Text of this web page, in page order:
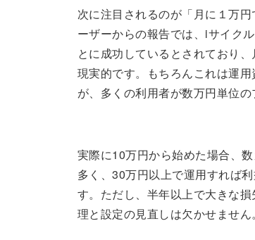
次に注目されるのが「月に１万
ーザーからの報告では、iサイク
とに成功しているとされており
現実的です。もちろんこれは運
が、多くの利用者が数万円単位
実際に10万円から始めた場合、
多く、30万円以上で運用すれば
す。ただし、半年以上で大きな
理と設定の見直しは欠かせません。